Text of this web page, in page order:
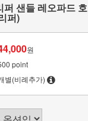
샌들 레오파드 호
퍼)
원
point
별(비례추가)